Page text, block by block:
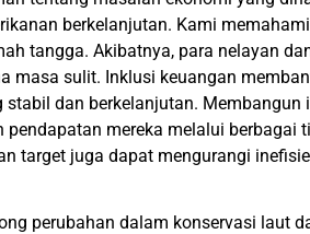
berkelanjutan. Kami
tangga. Akibatnya, para nelayan
masa sulit. Inklusi keuangan
dan berkelanjutan.
mereka melalui
target juga dapat mengurangi
perubahan dalam konservasi laut